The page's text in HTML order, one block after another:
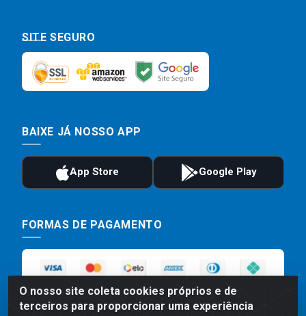
O nosso site coleta cookies próprios e de
terceiros para proporcionar uma experiência
SITE SEGURO
BAIXE JÁ NOSSO APP
FORMAS DE PAGAMENTO